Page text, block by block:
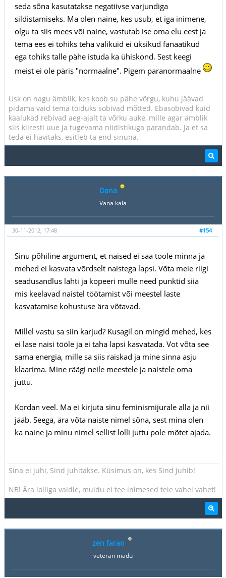
seda sõna kasutatakse negatiivse varjundiga
sildistamiseks. Ma olen naine, kes usub, et iga inimene,
olgu ta siis mees või naine, vastutab ise oma elu eest ja
tema ees ei tohiks teha valikuid ei üksikud fanaatikud
ega tohiks talle pähe istuda ka ühiskond. Sest keegi
meist ei ole päris "normaalne". Pigem paranormaalne
Usk on nagu ämblik, kes koob su pähe võrgu, kuhu jäävad
pidama vaid tema toiduks sobivad mõtted. Ebasobivad kuid
kaalukad rebivad aeg-ajalt ta võrku auke, mille agar ämblik
siis kiiresti uue ja tugevama niidistikuga parandab. Ja et sa
teda ei hävitaks, esitleb ta end sinuna.
Dana
Vana kala
#154
30-11-2012, 17:48
Sinu põhiline argument, et naised ei saa tööle minna ja
mehed ei kasvata võrdselt naistega lapsi. Võta meie riigi
seadusandlus lahti ja kopeeri mulle need punktid siia
mis keelavad naistel töötamist või meestel laste
kasvatamise kohustuse ära võtavad.
Millel vastu sa siin karjud? Kusagil on mingid mehed, kes
ei lase naisi tööle ja ei taha lapsi kasvatada. Vot võta see
sama energia, mille sa siis raiskad ja mine sinna asju
klaarima. Mine räägi neile meestele ja naistele oma
juttu.
Kordan veel. Ma ei kirjuta sinu feminismijurale alla ja nii
jääb. Seega, ära võta naiste nimel sõna, sest mina olen
ka naine ja minu nimel sellist lolli juttu pole mõtet ajada.
Sina ei juhi, Sind juhitakse. Küsimus on, kes Sind juhib!
NB! Ära lolliga vaidle, muidu ei tee inimesed teie vahel vahet!
zen faran
veteran madu